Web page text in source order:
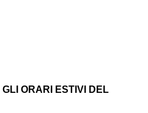
GLI ORARI ESTIVI DEL